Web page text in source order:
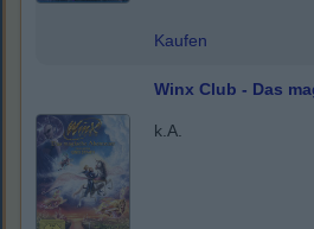
Kaufen
Winx Club - Das
k.A.